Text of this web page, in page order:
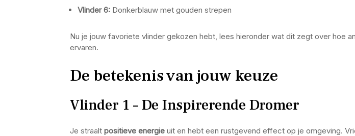
Vlinder 6: Donkerblauw met gouden strepen
Nu je jouw favoriete vlinder gekozen hebt, lees hieronder wat dit zegt over hoe
ervaren.
De betekenis van jouw keuze
Vlinder 1 – De Inspirerende Dromer
Je straalt positieve energie uit en hebt een rustgevend effect op je omgeving.